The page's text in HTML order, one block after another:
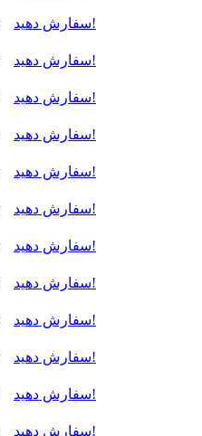
سفارش دهید!
سفارش دهید!
سفارش دهید!
سفارش دهید!
سفارش دهید!
سفارش دهید!
سفارش دهید!
سفارش دهید!
سفارش دهید!
سفارش دهید!
سفارش دهید!
سفارش دهید!